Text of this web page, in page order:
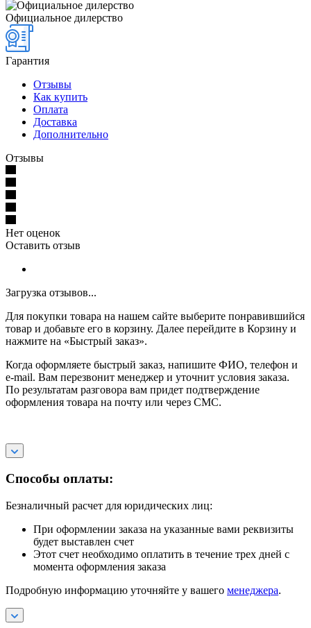
Официальное дилерство
Гарантия
Отзывы
Как купить
Оплата
Доставка
Дополнительно
Отзывы
Нет оценок
Оставить отзыв
Загрузка отзывов...
Для покупки товара на нашем сайте выберите понравившийся
товар и добавьте его в корзину. Далее перейдите в Корзину и
нажмите на «Быстрый заказ».
Когда оформляете быстрый заказ, напишите ФИО, телефон и
e-mail. Вам перезвонит менеджер и уточнит условия заказа.
По результатам разговора вам придет подтверждение
оформления товара на почту или через СМС.
Способы оплаты:
Безналичный расчет для юридических лиц:
При оформлении заказа на указанные вами реквизиты
будет выставлен счет
Этот счет необходимо оплатить в течение трех дней с
момента оформления заказа
Подробную информацию уточняйте у вашего менеджера.